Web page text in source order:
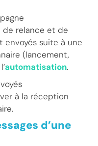
de relance et de
suite à une
(lancement,
automatisation.
à la réception
d’une